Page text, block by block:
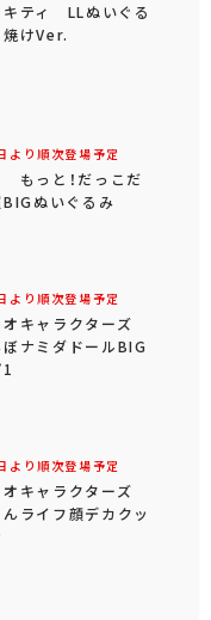
キティ LLぬいぐる
けVer.
より順次登場予定
もっと！だっこだ
BIGぬいぐるみ
より順次登場予定
キャラクターズ
ナミダドールBIG
より順次登場予定
キャラクターズ
ライフ顔デカクッ